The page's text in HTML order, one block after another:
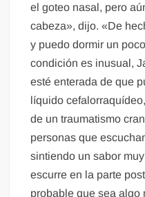
el goteo nasal, pero
cabeza», dijo. «De
y puedo dormir un
condición es inusual,
esté enterada de que
líquido
de un traumatismo
personas que
sintiendo un sabor
escurre en la parte
probable que sea algo